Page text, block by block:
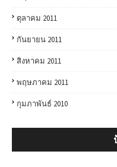
ตุลาคม 2011
กันยายน 2011
สิงหาคม 2011
พฤษภาคม 2011
กุมภาพันธ์ 2010